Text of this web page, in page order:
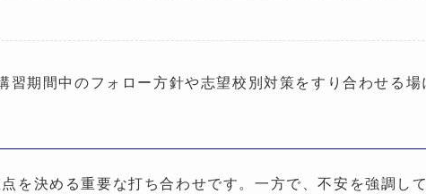
習期間中のフォロー方針や志望校別対策をすり合わせる場
を決める重要な打ち合わせです。一方で、不安を強調し